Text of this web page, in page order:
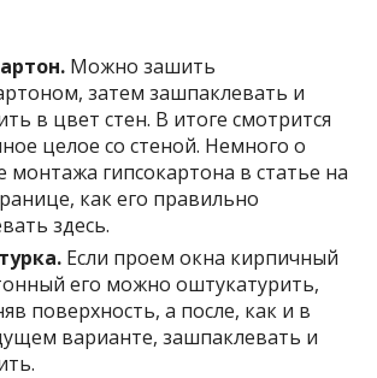
Можно зашить
затем зашпаклевать и
в цвет стен. В итоге смотрится
целое со стеной. Немного о
монтажа гипсокартона в статье на
как его правильно
здесь.
Если проем окна кирпичный
его можно оштукатурить,
поверхность, а после, как и в
варианте, зашпаклевать и